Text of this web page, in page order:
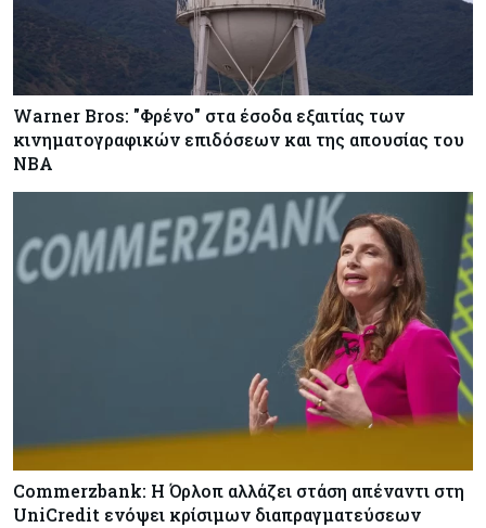
Warner Bros: "Φρένο" στα έσοδα εξαιτίας των
κινηματογραφικών επιδόσεων και της απουσίας του
NBA
Commerzbank: Η Όρλοπ αλλάζει στάση απέναντι στη
UniCredit ενόψει κρίσιμων διαπραγματεύσεων